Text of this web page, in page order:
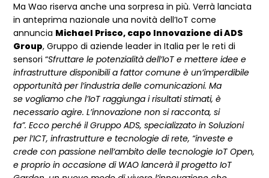
Ma Wao riserva anche una sorpresa in più. Verrà lanciata
in anteprima nazionale una novità dell’IoT come
annuncia Michael Prisco, capo Innovazione di ADS
Group, Gruppo di aziende leader in Italia per le reti di
sensori “Sfruttare le potenzialità dell’IoT e mettere idee e
infrastrutture disponibili a fattor comune è un’imperdibile
opportunità per l’industria delle comunicazioni. Ma
se vogliamo che l’IoT raggiunga i risultati stimati, è
necessario agire. L’innovazione non si racconta, si
fa”. Ecco perché il Gruppo ADS, specializzato in Soluzioni
per l’ICT, infrastrutture e tecnologie di rete, “investe e
crede con passione nell’ambito delle tecnologie IoT Open,
e proprio in occasione di WAO lancerà il progetto IoT